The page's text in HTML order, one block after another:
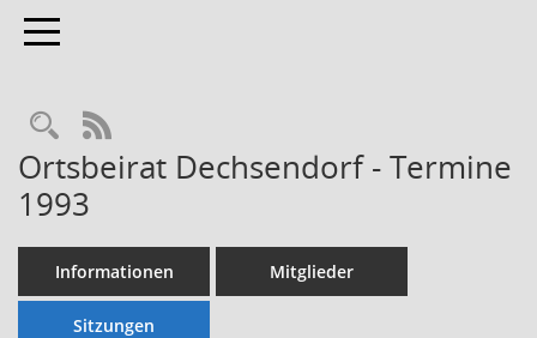
Toggle navigation
Rechercheauswahl
RSS-Feed
Ortsbeirat Dechsendorf - Termine
1993
Informationen Mitglieder
Sitzungen